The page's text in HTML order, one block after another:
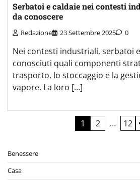
Serbatoi e caldaie nei contesti
da conoscere
Redazione 23 Settembre 2025 0
Nei contesti industriali, serbatoi
conosciuti quali componenti
trasporto, lo stoccaggio e la
vapore. La loro […]
articoli
1 2 … 12
Benessere
Casa